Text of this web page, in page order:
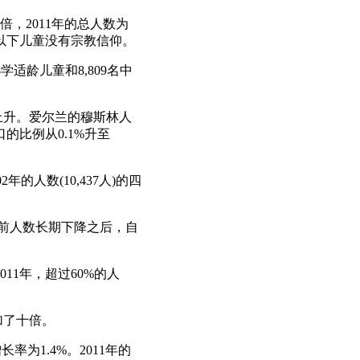
，2011年的总人数为
儿童没有宗教信仰。
适龄儿童和8,809名中
。爱尔兰的穆斯林人
的比例从0.1%升至
年的人数(10,437人)的四
人数长期下降之后，自
年，超过60%的人
十倍。
率为1.4%。2011年的